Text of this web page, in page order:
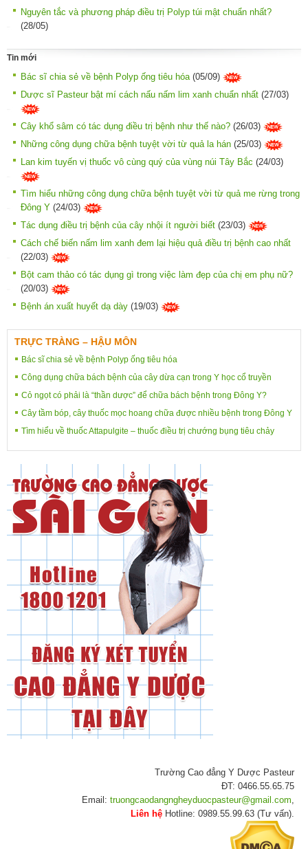
Nguyên tắc và phương pháp điều trị Polyp túi mật chuẩn nhất?
(28/05)
Tin mới
Bác sĩ chia sẻ về bệnh Polyp ống tiêu hóa(05/09)
Dược sĩ Pasteur bật mí cách nấu nấm lim xanh chuẩn nhất (27/03)
Cây khổ sâm có tác dụng điều trị bệnh như thế nào? (26/03)
Những công dụng chữa bệnh tuyệt vời từ quả la hán (25/03)
Lan kim tuyến vị thuốc vô cùng quý của vùng núi Tây Bắc (24/03)
Tìm hiểu những công dụng chữa bệnh tuyệt vời từ quả me rừng trong
Đông Y (24/03)
Tác dụng điều trị bệnh của cây nhội ít người biết (23/03)
Cách chế biến nấm lim xanh đem lại hiệu quả điều trị bệnh cao nhất
(22/03)
Bột cam thảo có tác dụng gì trong việc làm đẹp của chị em phụ nữ?
(20/03)
Bệnh án xuất huyết dạ dày (19/03)
TRỰC TRÀNG – HẬU MÔN
Bác sĩ chia sẻ về bệnh Polyp ống tiêu hóa
Công dụng chữa bách bệnh của cây dừa cạn trong Y học cổ truyền
Cỏ ngọt có phải là “thần dược” để chữa bách bệnh trong Đông Y?
Cây tầm bóp, cây thuốc mọc hoang chữa được nhiều bệnh trong Đông Y
Tìm hiểu về thuốc Attapulgite – thuốc điều trị chướng bụng tiêu chảy
Trường Cao đẳng Y Dược Pasteur
ĐT: 0466.55.65.75
Email: truongcaodangngheyduocpasteur@gmail.com,
Liên hệ Hotline: 0989.55.99.63 (Tư vấn).